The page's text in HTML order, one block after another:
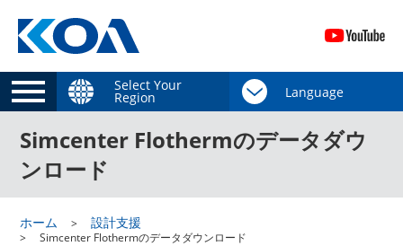
Select Your
Region
Simcenter Flothermのデータダウ
ンロード
ホーム 設計支援
Simcenter Flothermのデータダウンロード